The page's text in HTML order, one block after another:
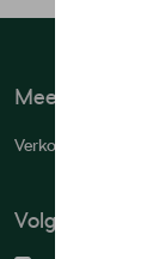
Meer info
Volg ons